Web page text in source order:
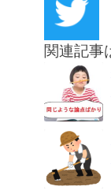
関連記事